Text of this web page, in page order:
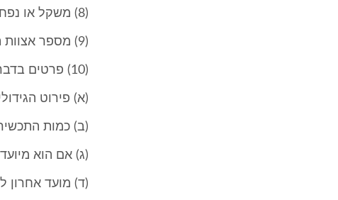
(8) משקל או נפח נטו של התכשיר באריזה;
(9) מספר אצוות היצור;
(10) פרטים בדבר התכשיר ואופן השימוש בו, ובכלל זה -
(א) פירוט
(ב) כמות
(ג) אם הוא
(ד) מועד אחרון